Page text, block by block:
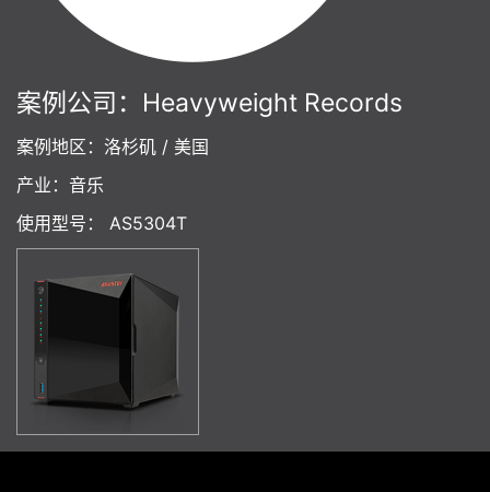
案例公司：Heavyweight Records
案例地区：洛杉矶 / 美国
产业：音乐
使用型号： AS5304T